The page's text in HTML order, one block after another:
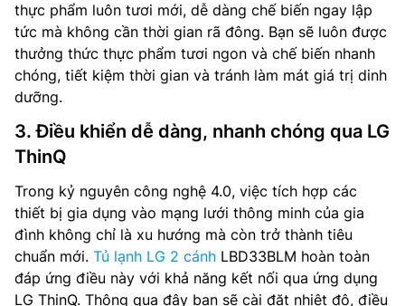
thực phẩm luôn tươi mới, dễ dàng chế biến ngay lập
tức mà không cần thời gian rã đông. Bạn sẽ luôn được
thưởng thức thực phẩm tươi ngon và chế biến nhanh
chóng, tiết kiệm thời gian và tránh làm mát giá trị dinh
dưỡng.
3. Điều khiển dễ dàng, nhanh chóng qua LG
ThinQ
Trong kỷ nguyên công nghệ 4.0, việc tích hợp các
thiết bị gia dụng vào mạng lưới thông minh của gia
đình không chỉ là xu hướng mà còn trở thành tiêu
chuẩn mới. Tủ lạnh LG 2 cánh LBD33BLM hoàn toàn
đáp ứng điều này với khả năng kết nối qua ứng dụng
LG ThinQ. Thông qua đây bạn sẽ cài đặt nhiệt độ, điều